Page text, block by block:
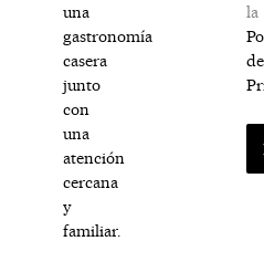
una
gastronomía
casera
junto
con
una
atención
cercana
y
familiar.
la
de